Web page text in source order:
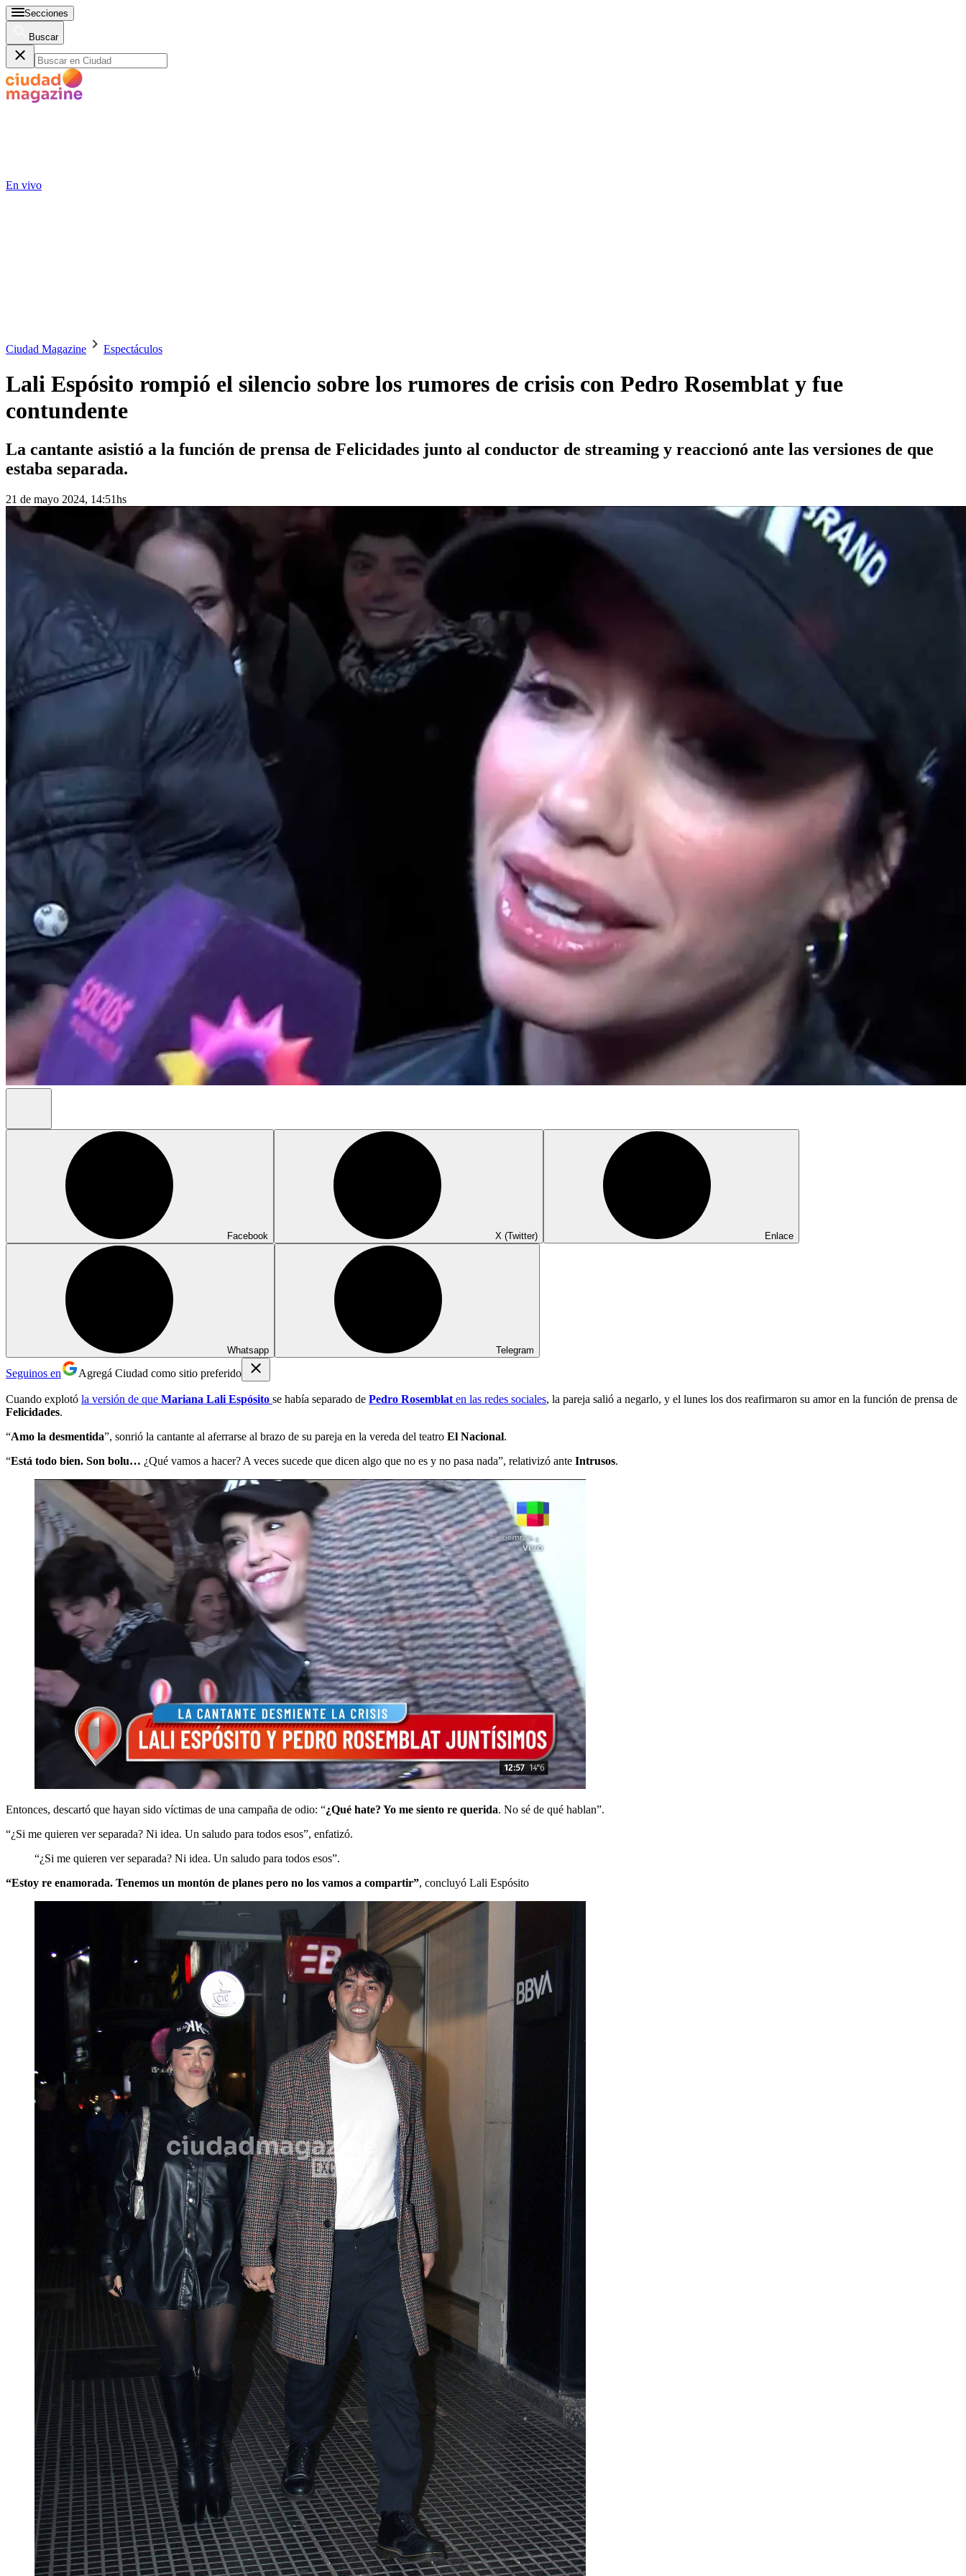
Secciones
Buscar
En vivo
Ciudad Magazine Espectáculos
Lali Espósito rompió el silencio sobre los rumores de crisis con Pedro Rosemblat y fue
contundente
La cantante asistió a la función de prensa de Felicidades junto al conductor de streaming y reaccionó ante las versiones de que
estaba separada.
21 de mayo 2024, 14:51hs
Facebook X (Twitter) Enlace
Whatsapp Telegram
Seguinos en Agregá Ciudad como sitio preferido
Cuando explotó la versión de que Mariana Lali Espósito se había separado de Pedro Rosemblat en las redes sociales, la pareja salió a negarlo, y el lunes los dos reafirmaron su amor en la función de prensa de
Felicidades.
“Amo la desmentida”, sonrió la cantante al aferrarse al brazo de su pareja en la vereda del teatro El Nacional.
“Está todo bien. Son bolu… ¿Qué vamos a hacer? A veces sucede que dicen algo que no es y no pasa nada”, relativizó ante Intrusos.
Entonces, descartó que hayan sido víctimas de una campaña de odio: “¿Qué hate? Yo me siento re querida. No sé de qué hablan”.
“¿Si me quieren ver separada? Ni idea. Un saludo para todos esos”, enfatizó.
“¿Si me quieren ver separada? Ni idea. Un saludo para todos esos”.
“Estoy re enamorada. Tenemos un montón de planes pero no los vamos a compartir”, concluyó Lali Espósito